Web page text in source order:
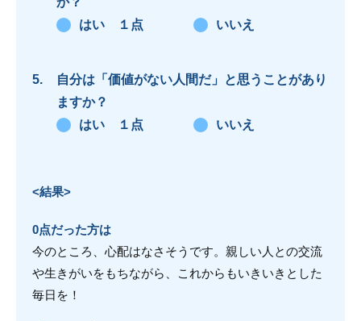
はい １点
いいえ
自分は「価値がない人間だ」と思うことがあり
ますか？
はい １点
いいえ
<結果>
0点だった方は
今のところ、心配はなさそうです。親しい人との交流
や生きがいをもちながら、これからもいきいきとした
毎日を！